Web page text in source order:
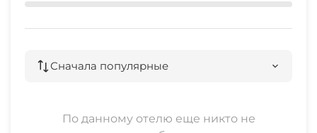
Сначала популярные
По данному отелю еще никто не